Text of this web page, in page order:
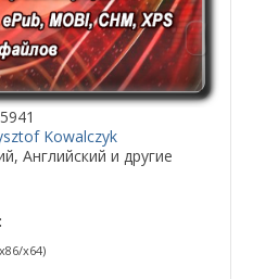
Kowalczyk
Английский и другие
x64)